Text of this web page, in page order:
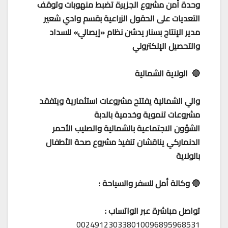
وحدة أمن مشروع الجزيرة تضبط منهوبات وتوقف
التعديات على الحقول الزراعية بقسم وادي شعير
مدير الإنتاج بسنار يدشن نظام «إيصالي» للسداد
والتحصيل الإلكتروني
🔵 الولاية الشمالية
والي الشمالية يفتتح مشروعات استثمارية ويتفقد
مشروعات تنموية وخدمية بالدبة
الشؤون الاجتماعية بالشمالية والصليب الأحمر
الدنماركي يناقشان تنفيذ مشروع صحة الأطفال
بالولاية
🔵 وكالة أمل للسفر والسياحة :
تواصل مباشرة عبر الواتساب :
002491230338010096895968531